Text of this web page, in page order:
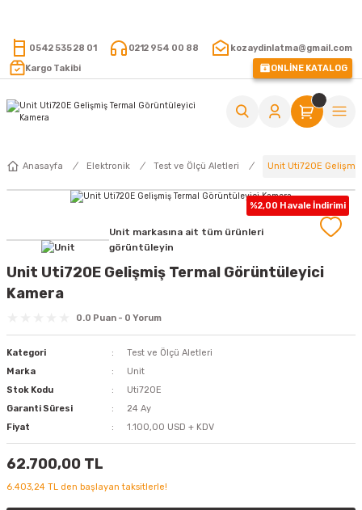
0542 535 28 01 0212 954 00 88
kozaydinlatma@gmail.com
Kargo Takibi
ONLİNE KATALOG
Anasayfa Elektronik Test ve Ölçü Aletleri Unit Uti720E
%2,00 Havale İndirimi
Unit markasına ait tüm ürünleri
görüntüleyin
Unit Uti720E Gelişmiş Termal Görüntüleyici
Kamera
0.0 Puan - 0 Yorum
Kategori
Test ve Ölçü Aletleri
Marka
Unit
Stok Kodu
Uti720E
Garanti Süresi
24 Ay
Fiyat
1.100,00 USD + KDV
62.700,00 TL
6.403,24 TL den başlayan taksitlerle!